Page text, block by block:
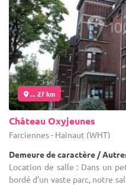
... 27 km
Château Oxyjeunes
Farciennes - Hainaut (WHT)
Demeure de caractère /
Location de salle : Dans un
bordé d’un vaste parc, notre